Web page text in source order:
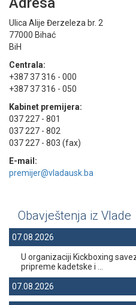
Ulica Alije Đerzeleza br. 2
77000 Bihać
BiH
Centrala:
+387 37 316 - 000
+387 37 316 - 050
Kabinet premijera:
037 227 - 801
037 227 - 802
037 227 - 803 (fax)
E-mail:
premijer@vladausk.ba
Obavještenja iz Vlade
07.08.2026
U organizaciji Kickboxing
pripreme kadetske i ...
07.08.2026